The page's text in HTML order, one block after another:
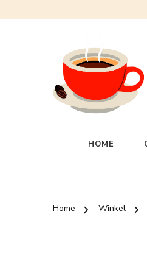
HOME
Home Winkel